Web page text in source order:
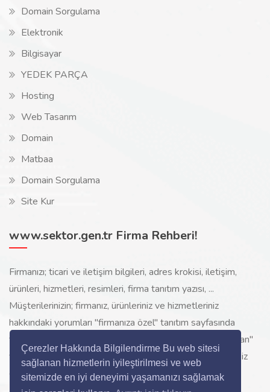
Çerezler Hakkında Bilgilendirme Bu web sitesi
sağlanan hizmetlerin iyileştirilmesi ve web
sitemizde en iyi deneyimi yaşamanızı sağlamak
Domain Sorgulama
Elektronik
Bilgisayar
YEDEK PARÇA
Hosting
Web Tasarım
Domain
Matbaa
Domain Sorgulama
Site Kur
www.sektor.gen.tr Firma Rehberi!
Firmanızı; ticari ve iletişim bilgileri, adres krokisi, iletişim,
ürünleri, hizmetleri, resimleri, firma tanıtım yazısı, ...
Müşterilerinizin; firmanız, ürünleriniz ve hizmetleriniz
hakkındaki yorumları "firmanıza özel" tanıtım sayfasında
toplanarak ürünlerinizi, hizmetlerinizi, internette "sizi arayan"
yeni müşterilerinize www.sektor.gen.tr aracılığı ile ücretsiz
gösterilir.